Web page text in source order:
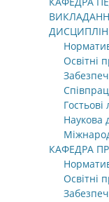
ДИСЦИПЛІН
Освітні
Гостьові
Наукова
КАФЕДРА
Освітні